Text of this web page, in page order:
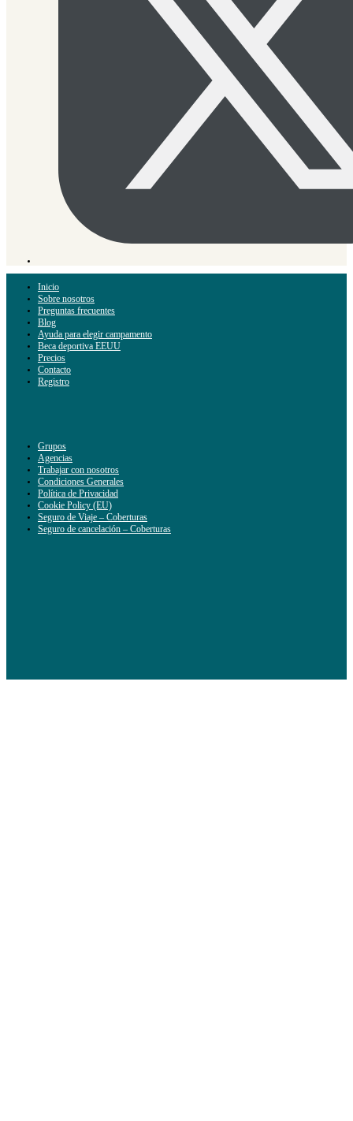
Inicio
Sobre nosotros
Preguntas frecuentes
Blog
Ayuda para elegir campamento
Beca deportiva EEUU
Precios
Contacto
Registro
Grupos
Agencias
Trabajar con nosotros
Condiciones Generales
Política de Privacidad
Cookie Policy (EU)
Seguro de Viaje – Coberturas
Seguro de cancelación – Coberturas